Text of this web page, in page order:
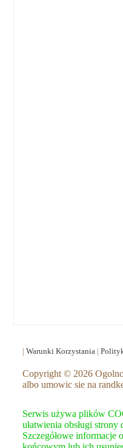
| Warunki Korzystania |
Copyright © 2026
albo umowic sie na
Serwis używa plików
ułatwienia obsługi
Szczegółowe